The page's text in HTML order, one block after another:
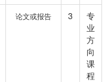
论文或报告 3
专
业
方
向
课
程